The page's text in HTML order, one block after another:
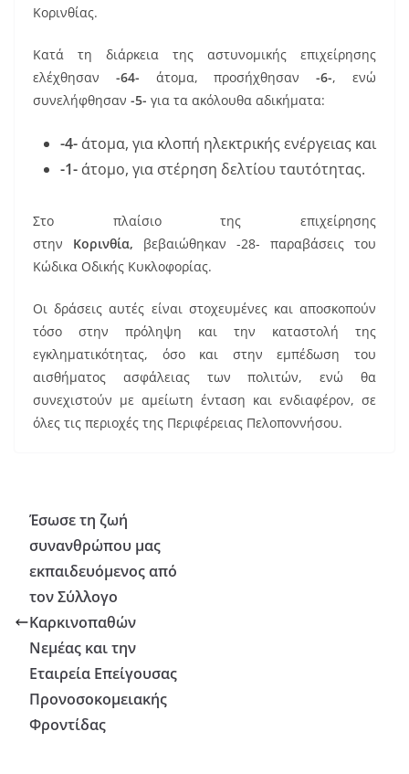
Κορινθίας.
Κατά τη διάρκεια της αστυνομικής επιχείρησης
ελέχθησαν -64- άτομα, προσήχθησαν-6-, ενώ
συνελήφθησαν -5- για τα ακόλουθα αδικήματα:
-4- άτομα, για κλοπή ηλεκτρικής ενέργειας και
-1- άτομο, για στέρηση δελτίου ταυτότητας.
Στο πλαίσιο της επιχείρησης
στην Κορινθία, βεβαιώθηκαν -28- παραβάσεις του
Κώδικα Οδικής Κυκλοφορίας.
Οι δράσεις αυτές είναι στοχευμένες και αποσκοπούν
τόσο στην πρόληψη και την καταστολή της
εγκληματικότητας, όσο και στην εμπέδωση του
αισθήματος ασφάλειας των πολιτών, ενώ θα
συνεχιστούν με αμείωτη ένταση και ενδιαφέρον, σε
όλες τις περιοχές της Περιφέρειας Πελοποννήσου.
Έσωσε τη ζωή
συνανθρώπου μας
εκπαιδευόμενος από
τον Σύλλογο
Καρκινοπαθών
Νεμέας και την
Εταιρεία Επείγουσας
Προνοσοκομειακής
Φροντίδας